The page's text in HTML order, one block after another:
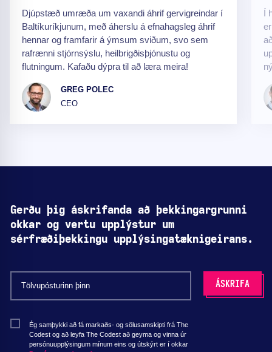
Djúpstæð umræða um vaxandi áhrif gervigreindar í
Baltíkuríkjunum, með áherslu á efnahagsleg áhrif
hennar og framfarir á ýmsum sviðum, svo sem
rafrænni stjórnsýslu, heilbrigðisþjónustu og
flutningum. Kafaðu dýpra til að læra meira!
GREG POLEC
CEO
Í
Gerðu þig áskrifanda að þekkingargrunni
okkar og vertu upplýstur um
sérfræðiþekkingu upplýsingatæknigeirans.
Ég samþykki að fá markaðs- og sölusamskipti frá The
Codest og að leyfa The Codest að geyma og vinna úr
persónuupplýsingum mínum eins og útskýrt er í okkar